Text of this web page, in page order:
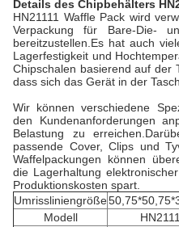
Details des Chipbehälters
HN21111 Waffle Pack wird
Verpackung für Bare-Die-
bereitzustellen.Es hat auch
Lagerfestigkeit und
Chipschalen basierend auf der
dass sich das Gerät in der
Wir können verschiedene
den Kundenanforderungen
Belastung zu
passende Cover, Clips und
Waffelpackungen können
die Lagerhaltung
Produktionskosten spart.
Umrissliniengröße
Modell